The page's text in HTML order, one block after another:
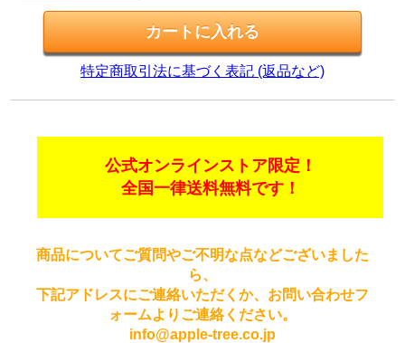
特定商取引法に基づく表記 (返品など)
公式オンラインストア限定！
全国一律送料無料です！
商品についてご質問やご不明な点などございました
ら、
下記アドレスにご連絡いただくか、お問い合わせフ
ォームよりご連絡ください。
info@apple-tree.co.jp